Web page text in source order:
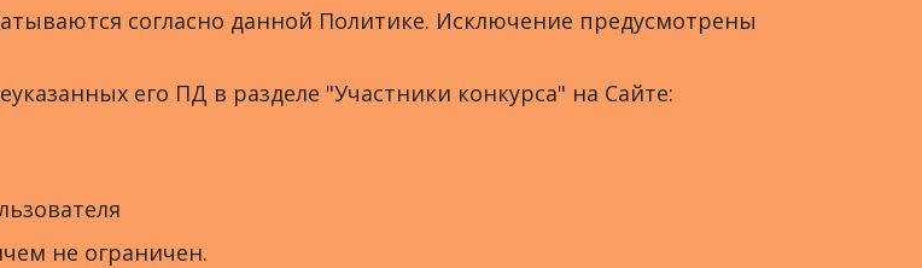
согласно данной Политике. Исключение предусмотрены
его ПД в разделе "Участники конкурса" на Сайте:
не ограничен.